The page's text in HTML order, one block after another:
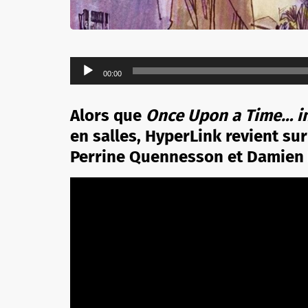
Lecteur
audio
00:00
Alors que Once Upon a Time…
en salles, HyperLink revient
Perrine Quennesson et Damien